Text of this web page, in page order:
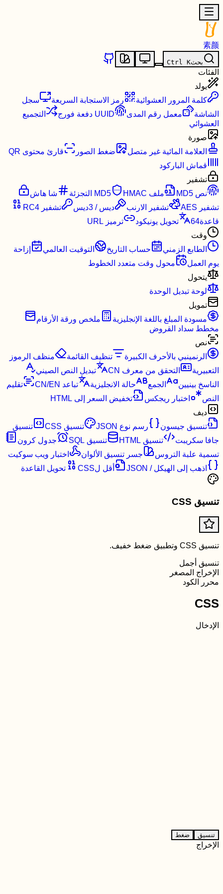
素颜
بحث Ctrl K
الفئات
يولد
كلمة المرور العشوائية
رمز الاستجابة السريعة
سجل
الشاشة
معمل رقم المدى UUID دفعة فورج
التجميع
العشوائي
صورة
العلامة المائية غير متصل
ضغط الصور
قارئ محتوى QR
قماش الباركود
تشفير
نص MD5
ملف MD5 HMAC التجزئة
شا هاش
تشفير AES
تشفير الارنب ديس / 3ديس
تشفير RC4
قاعدة64
تحويل يونيكود
ترميز URL
وقت
الطابع الزمني
حساب التاريخ التوقيت العالمي
إزاحة
يوم العمل
محول وقت متعدد الخطوط
يتحول
لوحة تبديل الوحدة
تمويل
مسودة المبلغ باللغة الإنجليزية
ملخص ورقة الأرقام
مخطط سداد القروض
نص
الرنمينبي بالأحرف الكبيرة
تنظيف القائمة
منظف ​​الرموز
التعبيرية
التحقق من معرف CN
تبديل النص الصيني
الناسخ بينيين
الجمع حالة الانجليزية تباعد CN/EN
تقليم
النص
اختبار ريجكس
تخفيض السعر إلى HTML
ديف
تنسيق جيسون
رسم نوع JSON تنسيق CSS
تنسيق
جافا سكريبت
تنسيق HTML تنسيق SQL
جدول كرون
تسمية علبة التروس
جسر تنسيق الألوان
اختبار ويب سوكيت
اذهب إلى الهيكل / JSON
أقل لCSS تحويل القاعدة
تنسيق CSS
تنسيق CSS وتطبيق ضغط خفيف.
تنسيق أجمل
الإخراج المصغر
محرر الكود
CSS
الإدخال
تنسيق ضغط
الإخراج